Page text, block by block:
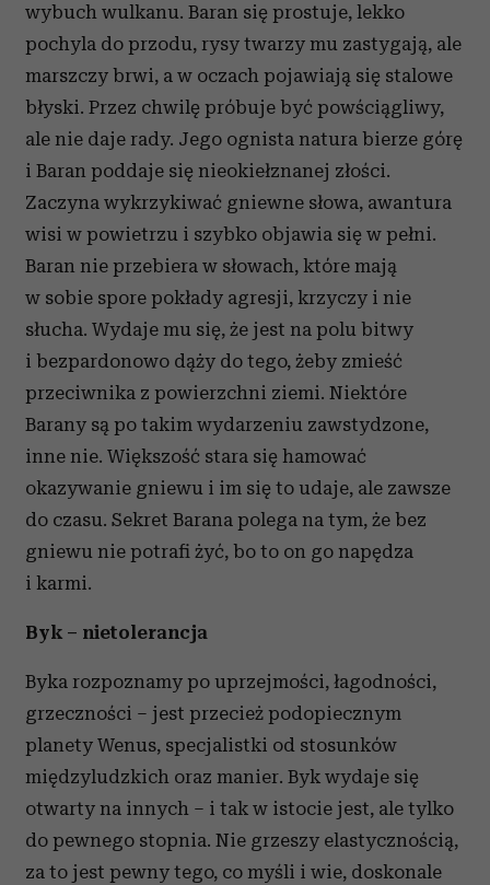
wybuch wulkanu. Baran się prostuje, lekko
pochyla do przodu, rysy twarzy mu zastygają, ale
marszczy brwi, a w oczach pojawiają się stalowe
błyski. Przez chwilę próbuje być powściągliwy,
ale nie daje rady. Jego ognista natura bierze górę
i Baran poddaje się nieokiełznanej złości.
Zaczyna wykrzykiwać gniewne słowa, awantura
wisi w powietrzu i szybko objawia się w pełni.
Baran nie przebiera w słowach, które mają
w sobie spore pokłady agresji, krzyczy i nie
słucha. Wydaje mu się, że jest na polu bitwy
i bezpardonowo dąży do tego, żeby zmieść
przeciwnika z powierzchni ziemi. Niektóre
Barany są po takim wydarzeniu zawstydzone,
inne nie. Większość stara się hamować
okazywanie gniewu i im się to udaje, ale zawsze
do czasu. Sekret Barana polega na tym, że bez
gniewu nie potrafi żyć, bo to on go napędza
i karmi.
Byk – nietolerancja
Byka rozpoznamy po uprzejmości, łagodności,
grzeczności – jest przecież podopiecznym
planety Wenus, specjalistki od stosunków
międzyludzkich oraz manier. Byk wydaje się
otwarty na innych – i tak w istocie jest, ale tylko
do pewnego stopnia. Nie grzeszy elastycznością,
za to jest pewny tego, co myśli i wie, doskonale